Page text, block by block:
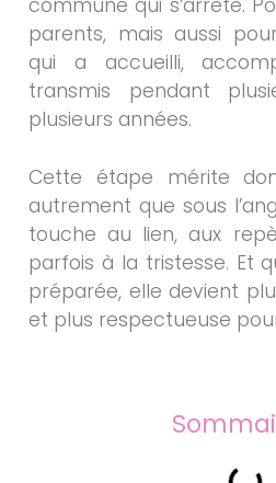
commune qui s’arrête.
parents, mais aussi
qui a accueilli,
transmis pendant
plusieurs années.
Cette étape mérite
autrement que sous
touche au lien, aux
parfois à la tristesse. Et
préparée, elle devient
et plus respectueuse